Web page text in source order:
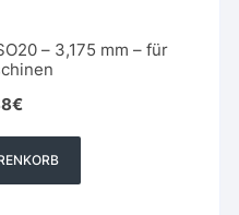
– 3,175 mm – für
€